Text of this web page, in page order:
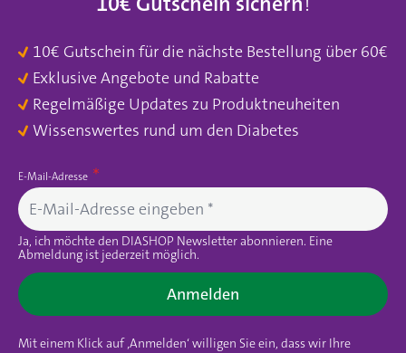
10€ Gutschein für die nächste Bestellung über 60€
Exklusive Angebote und Rabatte
Regelmäßige Updates zu Produktneuheiten
Wissenswertes rund um den Diabetes
E-Mail-Adresse
Ja, ich möchte den DIASHOP Newsletter abonnieren. Eine
Abmeldung ist jederzeit möglich.
Anmelden
Mit einem Klick auf ‚Anmelden‘ willigen Sie ein, dass wir Ihre